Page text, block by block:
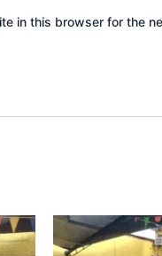
in this browser for the